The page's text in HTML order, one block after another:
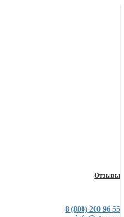
Отзывы
8 (800) 200 96 55